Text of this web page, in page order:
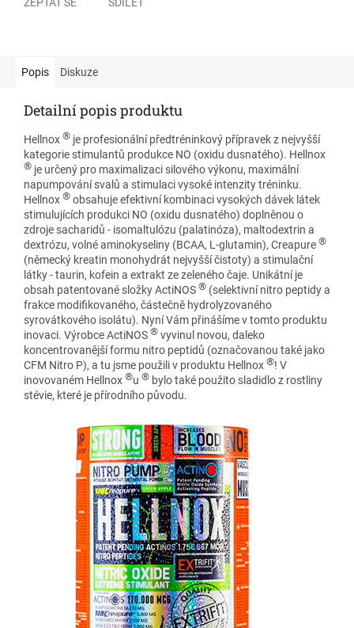
Popis Diskuze
Detailní popis produktu
Hellnox ® je profesionální předtréninkový přípravek z nejvyšší
kategorie stimulantů produkce NO (oxidu dusnatého). Hellnox
® je určený pro maximalizaci silového výkonu, maximální
napumpování svalů a stimulaci vysoké intenzity tréninku.
Hellnox ® obsahuje efektivní kombinaci vysokých dávek látek
stimulujících produkci NO (oxidu dusnatého) doplněnou o
zdroje sacharidů - isomaltulózu (palatinóza), maltodextrin a
dextrózu, volné aminokyseliny (BCAA, L-glutamin), Creapure ®
(německý kreatin monohydrát nejvyšší čistoty) a stimulační
látky - taurin, kofein a extrakt ze zeleného čaje. Unikátní je
obsah patentované složky ActiNOS ® (selektivní nitro peptidy a
frakce modifikovaného, částečně hydrolyzovaného
syrovátkového isolátu). Nyní Vám přinášíme v tomto produktu
inovaci. Výrobce ActiNOS ® vyvinul novou, daleko
koncentrovanější formu nitro peptidů (označovanou také jako
CFM Nitro P), a tu jsme použili v produktu Hellnox ®! V
inovovaném Hellnox ®u ® bylo také použito sladidlo z rostliny
stévie, které je přírodního původu.